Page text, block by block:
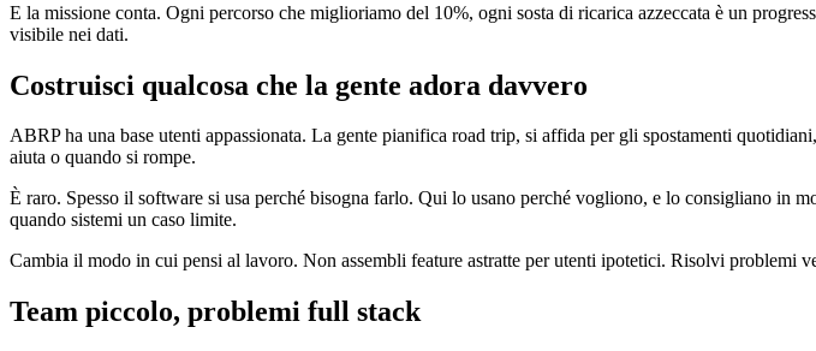
E la missione conta. Ogni percorso che miglioriamo del 10%, ogni sosta di ricarica azzeccata è un
visibile nei dati.
Costruisci qualcosa che la gente adora davvero
ABRP ha una base utenti appassionata. La gente pianifica road trip, si affida per gli spostamenti
aiuta o quando si rompe.
È raro. Spesso il software si usa perché bisogna farlo. Qui lo usano perché vogliono, e lo consigliano in
quando sistemi un caso limite.
Cambia il modo in cui pensi al lavoro. Non assembli feature astratte per utenti ipotetici. Risolvi problemi
Team piccolo, problemi full stack